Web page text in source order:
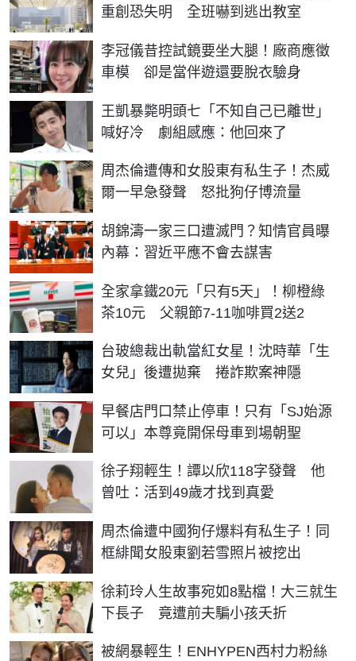
重創恐失明 全班嚇到逃出教室
李冠儀昔控試鏡要坐大腿！廠商應徵
車模 卻是當伴遊還要脫衣驗身
王凱暴斃明頭七「不知自己已離世」
喊好冷 劇組感應：他回來了
周杰倫遭傳和女股東有私生子！杰威
爾一早急發聲 怒批狗仔博流量
胡錦濤一家三口遭滅門？知情官員曝
內幕：習近平應不會去謀害
全家拿鐵20元「只有5天」！柳橙綠
茶10元 父親節7-11咖啡買2送2
台玻總裁出軌當紅女星！沈時華「生
女兒」後遭拋棄 捲詐欺案神隱
早餐店門口禁止停車！只有「SJ始源
可以」本尊竟開保母車到場朝聖
徐子翔輕生！譚以欣118字發聲 他
曾吐：活到49歲才找到真愛
周杰倫遭中國狗仔爆料有私生子！同
框緋聞女股東劉若雪照片被挖出
徐莉玲人生故事宛如8點檔！大三就生
下長子 竟遭前夫騙小孩夭折
被網暴輕生！ENHYPEN西村力粉絲